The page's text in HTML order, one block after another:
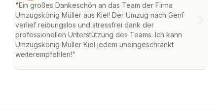
"Ein großes Dankeschön an das Team der Firma
Umzugskönig Müller aus Kiel! Der Umzug nach Genf
verlief reibungslos und stressfrei dank der
professionellen Unterstützung des Teams. Ich kann
Umzugskönig Müller Kiel jedem uneingeschränkt
weiterempfehlen!"